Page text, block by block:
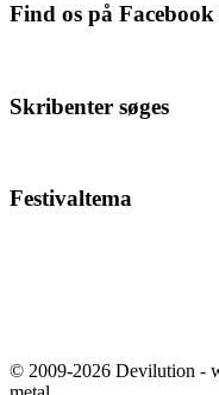
Find os på Facebook
Skribenter søges
Festivaltema
© 2009-2026 Devilution -